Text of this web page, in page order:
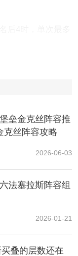
胜点时落败，
凡大师III】已扣至
栏位。
垒金克丝阵容推
克丝阵容攻略
2026-06-03
法塞拉斯阵容组
2026-01-21
叠的层数还在